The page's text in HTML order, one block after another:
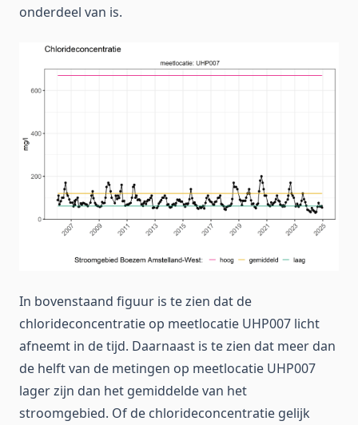
onderdeel van is.
In bovenstaand figuur is te zien dat de
chlorideconcentratie op meetlocatie UHP007 licht
afneemt in de tijd. Daarnaast is te zien dat meer dan
de helft van de metingen op meetlocatie UHP007
lager zijn dan het gemiddelde van het
stroomgebied. Of de chlorideconcentratie gelijk